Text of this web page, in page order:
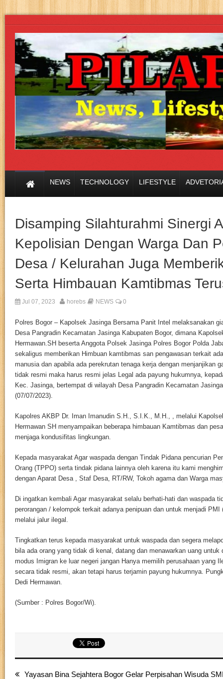
NEWS TECHNOLOGY LIFESTYLE
Disamping Silahturahmi Sinergi
Kepolisian Dengan Warga Dan
Desa / Kelurahan Juga
Serta Himbauan Kamtibmas
Jul 07, 2023 horebs NEWS 0
Polres Bogor – Kapolsek Jasinga Bersama Panit Intel melaksanakan
Desa Pangradin Kecamatan Jasinga Kabupaten Bogor, dimana
Hermawan.SH beserta Anggota Polsek Jasinga Polres Bogor Polda
sekaligus memberikan Himbuan kamtibmas san pengawasan terkait
manusia dan apabila ada perekrutan tenaga kerja dengan menjanjikan
tidak resmi maka harus resmi jelas Legal ada payung hukumnya,
Kec. Jasinga, bertempat di wilayah Desa Pangradin Kecamatan
(07/07/2023).
Kapolres AKBP Dr. Iman Imanudin S.H., S.I.K., M.H., , melalui
Hermawan SH menyampaikan beberapa himbauan Kamtibmas dan
menjaga kondusifitas lingkungan.
Kepada masyarakat Agar waspada dengan Tindak Pidana pencurian
Orang (TPPO) serta tindak pidana lainnya oleh karena itu kami
dengan Aparat Desa , Staf Desa, RT/RW, Tokoh agama dan Warga
Di ingatkan kembali Agar masyarakat selalu berhati-hati dan waspada
perorangan / kelompok terkait adanya penipuan dan untuk menjadi
melalui jalur ilegal.
Tingkatkan terus kepada masyarakat untuk waspada dan segera
bila ada orang yang tidak di kenal, datang dan menawarkan uang untuk
modus Imigran ke luar negeri jangan Hanya memilih perusahaan yang
secara tidak resmi, akan tetapi harus terjamin payung hukumnya.
Dedi Hermawan.
(Sumber : Polres Bogor/Wi).
Yayasan Bina Sejahtera Bogor Gelar Perpisahan Wisuda